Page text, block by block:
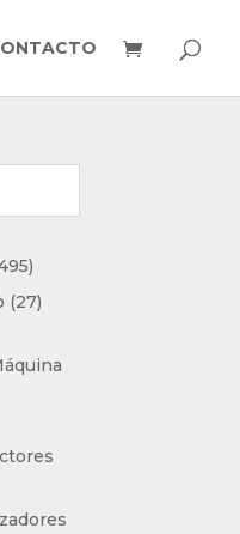
3495
productos
2727